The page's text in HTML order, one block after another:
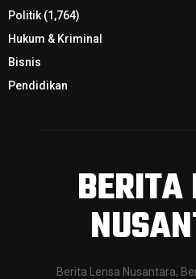
Politik(1,764)
Hukum & Kriminal
Bisnis
Pendidikan
BERITA
Berita Lensa Nusantara,